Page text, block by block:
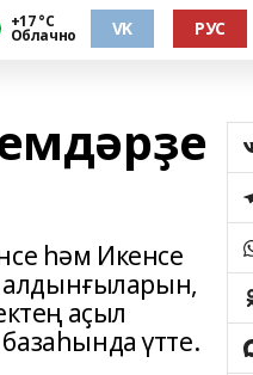
+17 °С
Облачно VK РУС
һәм Икенсе
алдынғыларын,
аҫыл
үтте.